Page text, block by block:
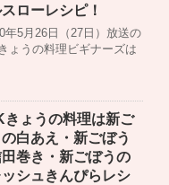
ローレシピ！
年5月26日（27日）放送の
ょうの料理ビギナーズは
きょうの料理は新ご
白あえ・新ごぼう
巻き・新ごぼうの
シュきんぴらレシ